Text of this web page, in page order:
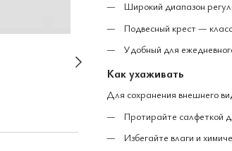
Широкий диапазон
Подвесный крест —
Удобный для
Как ухаживать
Для сохранения внешнего
Протирайте салфеткой
Избегайте влаги и